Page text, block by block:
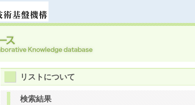
リストについて
検索結果